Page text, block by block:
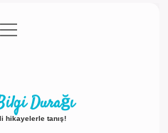
menüyü
aç
Durağı
hikayelerle tanış!